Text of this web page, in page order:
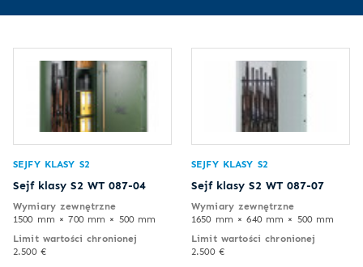
SEJFY KLASY S2
Sejf klasy S2 WT 087-04
Wymiary zewnętrzne
1500 mm × 700 mm × 500 mm
Limit wartości chronionej
2.500 €
SEJFY KLASY S2
Sejf klasy S2 WT 087-07
Wymiary zewnętrzne
1650 mm × 640 mm × 500 mm
Limit wartości chronionej
2.500 €